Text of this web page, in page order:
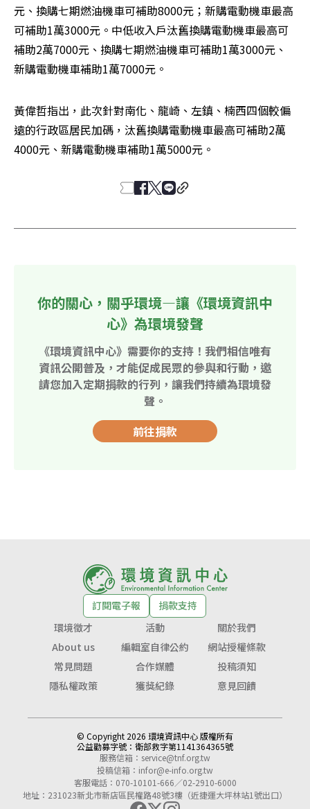
元、換購七期燃油機車可補助8000元；新購電動機車最高
可補助1萬3000元。中低收入戶汰舊換購電動機車最高可
補助2萬7000元、換購七期燃油機車可補助1萬3000元、
新購電動機車補助1萬7000元。
黃偉哲指出，此次針對南化、龍崎、左鎮、楠西四個較偏
遠的行政區居民加碼，汰舊換購電動機車最高可補助2萬
4000元、新購電動機車補助1萬5000元。
你的關心，關乎環境—讓《環境資訊中
心》為環境發聲
《環境資訊中心》需要你的支持！我們相信唯有
資訊公開普及，才能促成民眾的參與和行動，邀
請您加入定期捐款的行列，讓我們持續為環境發
聲。
前往捐款
訂閱電子報
捐款支持
環境徵才
活動
關於我們
About us
編輯室自律公約
網站授權條款
常見問題
合作媒體
投稿須知
隱私權政策
獲獎紀錄 意見回饋
© Copyright 2026 環境資訊中心 版權所有
公益勸募字號： 衛部救字第1141364365號
服務信箱： service@tnf.org.tw
投稿信箱： infor@e-info.org.tw
客服電話：070-10101-666／02-2910-6000
地址：231023新北市新店區民權路48號3樓（近捷運大坪林站1號出口）